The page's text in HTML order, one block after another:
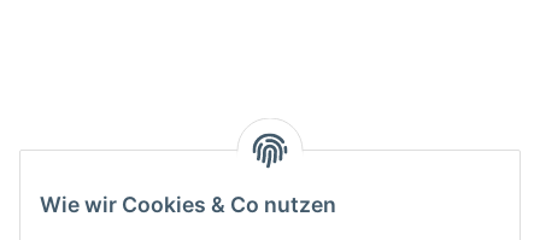
Wie wir Cookies & Co nutzen